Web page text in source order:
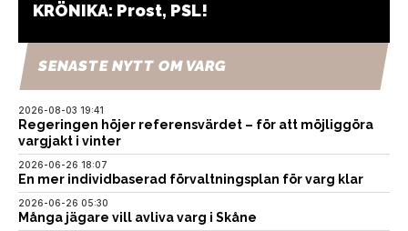
KRÖNIKA: Prost, PSL!
SENASTE NYTT OM VARG
2026-08-03 19:41
Regeringen höjer referensvärdet – för att möjliggöra
vargjakt i vinter
2026-06-26 18:07
En mer individbaserad förvaltningsplan för varg klar
2026-06-26 05:30
Många jägare vill avliva varg i Skåne